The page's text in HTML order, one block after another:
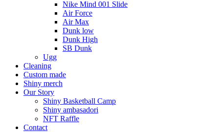
Nike Mind 001 Slide
Air Force
Air Max
Dunk low
Dunk High
SB Dunk
Ugg
Cleaning
Custom made
Shiny merch
Our Story
Shiny Basketball Camp
Shiny ambasadori
NFT Raffle
Contact